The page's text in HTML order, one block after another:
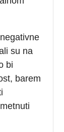
su na
bi
barem